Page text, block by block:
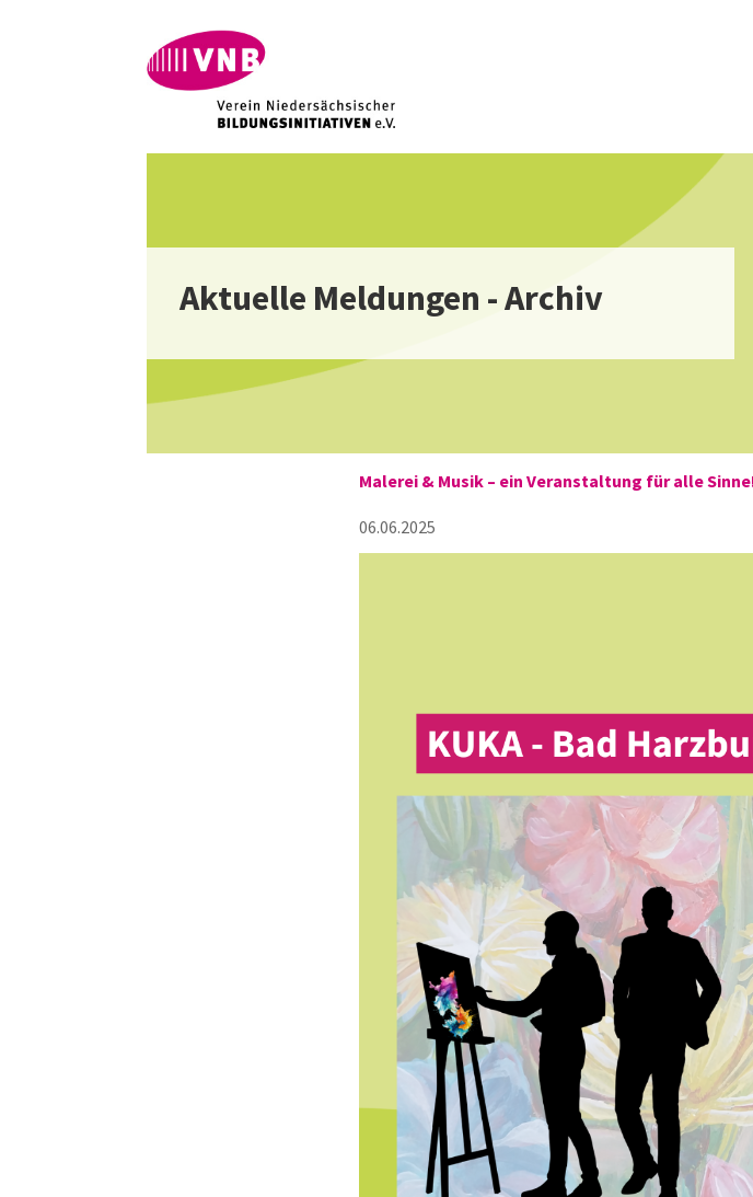
Aktuelle Meldungen - Archiv
Malerei & Musik – ein Veranstaltung für alle
06.06.2025